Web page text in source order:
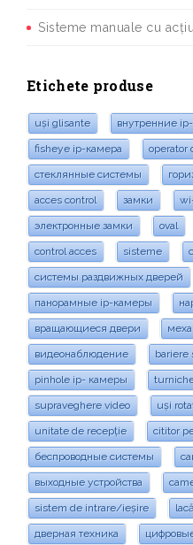
Sisteme manuale cu
Etichete produse
uși glisante внутренние
fisheye ip-камера operator
стеклянные системы
acces control замки
электронные замки oval
control acces sisteme
системы раздвижных дверей
панорамные ip-камеры
вращающиеся двери
видеонаблюдение bariere
pinhole ip- камеры
supraveghere video uși
unitate de recepție cititor
беспроводные системы
выходные устройства
sistem de intrare/ieșire
дверная техника